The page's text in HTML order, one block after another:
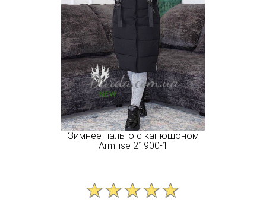
Зимнее пальто с капюшоном
Armilise 21900-1